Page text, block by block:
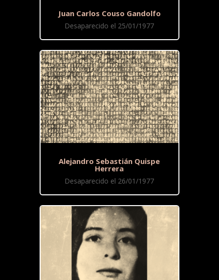
Juan Carlos Couso Gandolfo
Desaparecido el 25/01/1977
Alejandro Sebastián Quispe
Herrera
Desaparecido el 26/01/1977